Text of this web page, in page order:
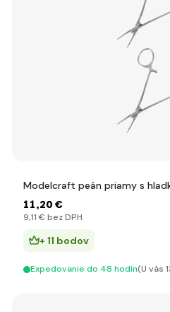
Modelcraft peán priamy s
11,20 €
9,11 € bez DPH
+ 11 bodov
Expedovanie do 48 hodín(U vás